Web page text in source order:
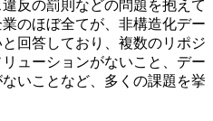
反の罰則などの問題を抱えて
のほぼ全てが、非構造化デー
回答しており、複数のリポジ
ューションがないこと、デー
いことなど、多くの課題を挙